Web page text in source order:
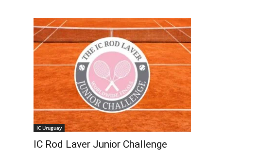
IC Uruguay
IC Rod Laver Junior Challenge